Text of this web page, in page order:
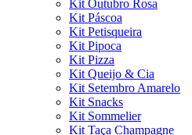
Kit Outubro Rosa
Kit Páscoa
Kit Petisqueira
Kit Pipoca
Kit Pizza
Kit Queijo & Cia
Kit Setembro Amarelo
Kit Snacks
Kit Sommelier
Kit Taça Champagne